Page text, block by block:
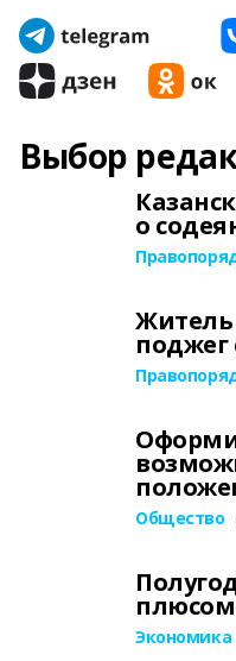
Выбор
о
Житель
Общество
плюсом
Экономика